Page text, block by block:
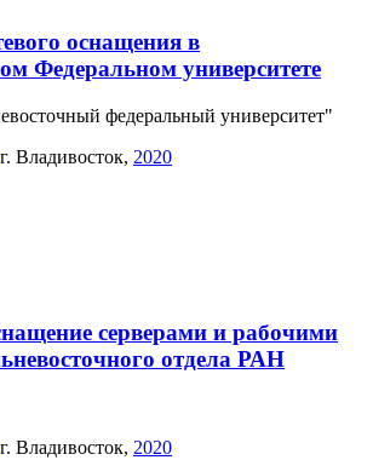
оснащения в
Федеральном университете
федеральный университет"
г. Владивосток, 2020
серверами и рабочими
отдела РАН
г. Владивосток, 2020